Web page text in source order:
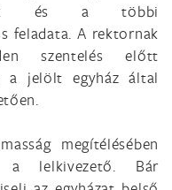
és a többi
feladata. A rektornak
szentelés előtt
a jelölt egyház által
megítélésében
a lelkivezető. Bár